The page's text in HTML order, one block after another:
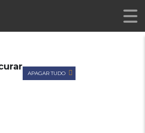
APAGAR TUDO